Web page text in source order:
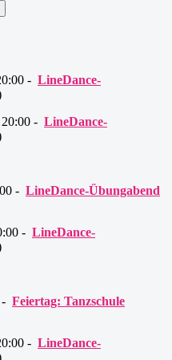
- LineDance-
- LineDance-
- LineDance-Übungabend
- LineDance-
Feiertag: Tanzschule
- LineDance-